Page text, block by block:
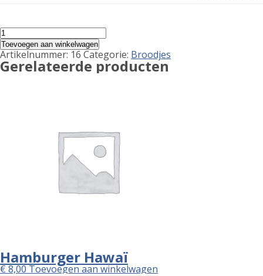
Kaas
aantal
Toevoegen aan winkelwagen
Artikelnummer: 16 Categorie: Broodjes
Gerelateerde producten
Hamburger Hawaï
€8,00Toevoegen aan winkelwagen